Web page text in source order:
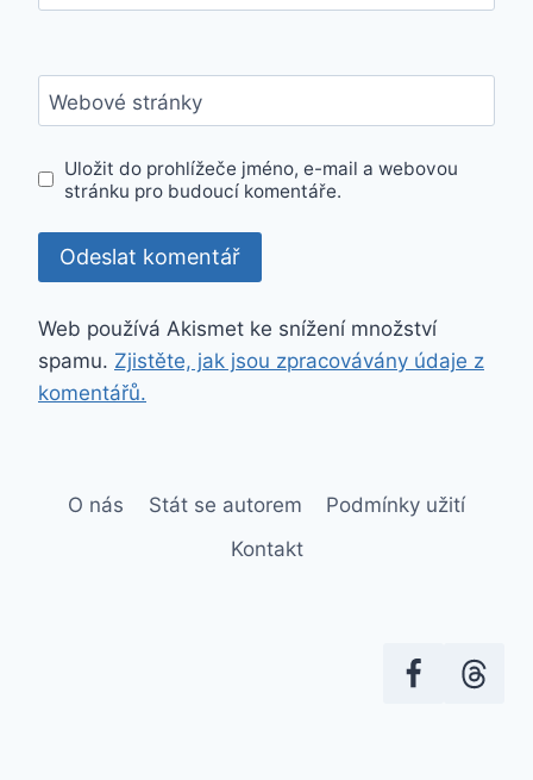
Webové stránky
Uložit do prohlížeče jméno, e-mail a webovou
stránku pro budoucí komentáře.
Web používá Akismet ke snížení množství
spamu. Zjistěte, jak jsou zpracovávány údaje z
komentářů.
O nás Stát se autorem
Podmínky užití
Kontakt